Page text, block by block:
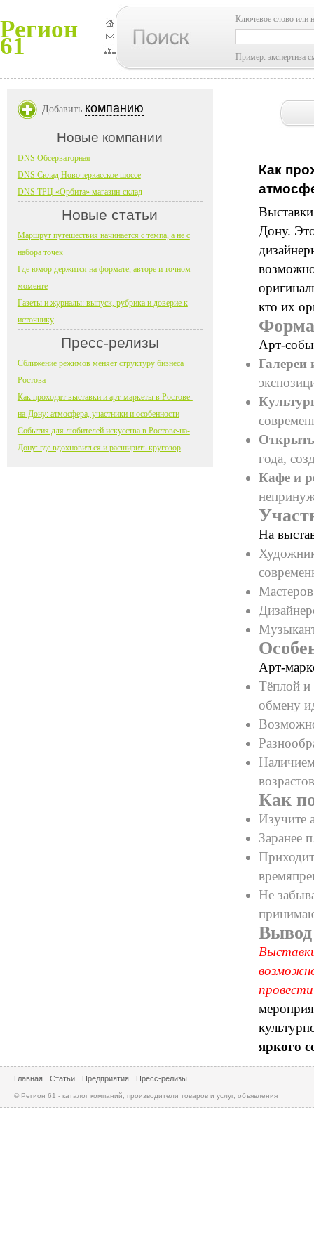
Регион
61
Ключевое слово или
Пример: экспертиза
Как
Дону.
кто их
Арт-
Галереи
года,
Кафе и
На
Арт-
Тёплой
обмену
Как
Изучите
Заранее
Не
Вывод
яркого
Добавить компанию
Новые компании
DNS Обсерваторная
DNS Склад Новочеркасское шоссе
DNS ТРЦ «Орбита» магазин-склад
Новые статьи
Маршрут путешествия начинается с темпа, а не с
набора точек
Где юмор держится на формате, авторе и точном
моменте
Газеты и журналы: выпуск, рубрика и доверие к
источнику
Пресс-релизы
Сближение режимов меняет структуру бизнеса
Ростова
Как проходят выставки и арт-маркеты в Ростове-
на-Дону: атмосфера, участники и особенности
События для любителей искусства в Ростове-на-
Дону: где вдохновиться и расширить кругозор
Главная Статьи Предприятия Пресс-релизы
© Регион 61 - каталог компаний, производители товаров и услуг, объявления